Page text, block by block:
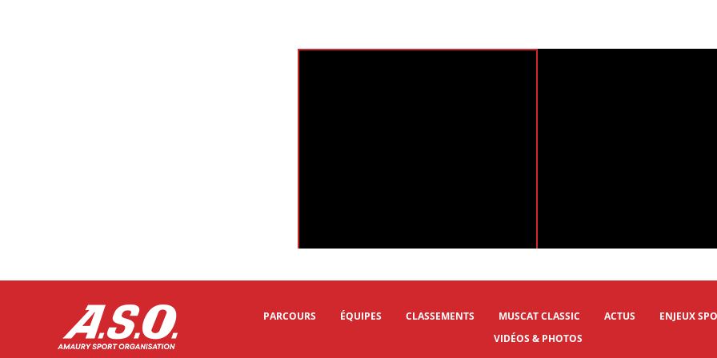
Muscat Classic 2025 - Highlights Muscat Classic 2025 - Last Km
PARCOURS ÉQUIPES CLASSEMENTS MUSCAT CLASSIC ACTUS ENJEUX
VIDÉOS & PHOTOS